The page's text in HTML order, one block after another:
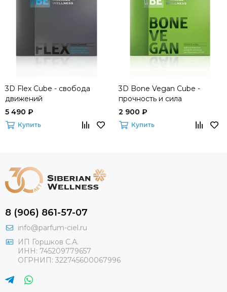
3D Flex Cube - свобода
движений
5 490 ₽
Купить
3D Bone Vegan Cube -
прочность и сила
2 900 ₽
Купить
8 (906) 861-57-07
info@parfum-ciel.ru
ИП Горшков С.А.
ИНН: 745209779657
ОГРНИП: 322745600067996